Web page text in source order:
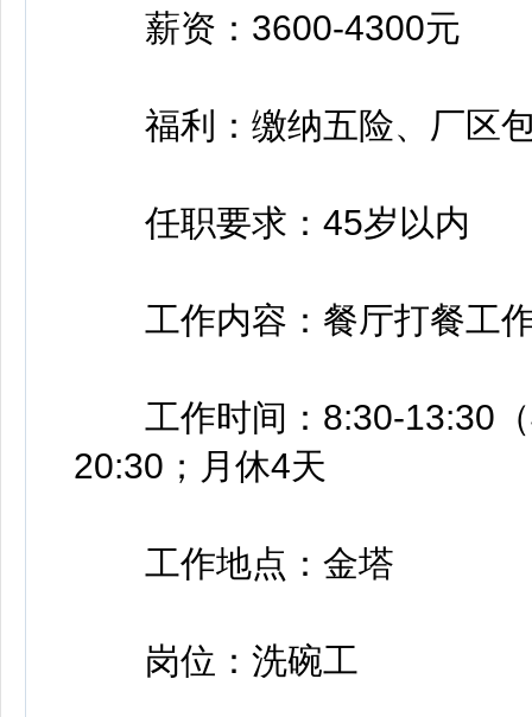
薪资：3600-4300元
福利：缴纳五险、厂区
任职要求：45岁以内
工作内容：餐厅打餐工作
工作时间：8:30-13:30（
20:30；月休4天
工作地点：金塔
岗位：洗碗工